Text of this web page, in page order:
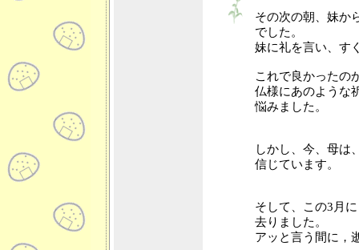
その次の朝、妹か
でした。
妹に礼を言い、す
これで良かったの
仏様にあのような
悩みました。
しかし、今、母は
信じています。
そして、この3月
去りました。
アッと言う間に，